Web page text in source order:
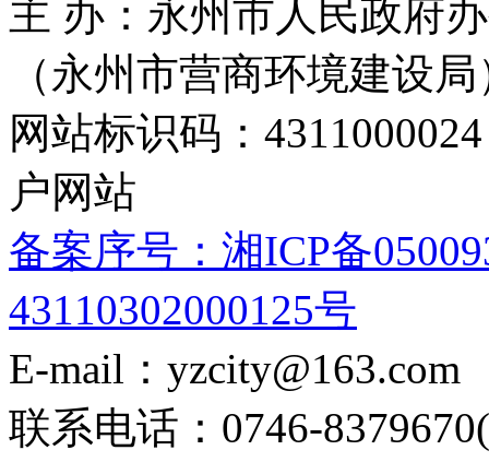
主 办：永州市人民政府
（永州市营商环境建设局
网站标识码：
户网站
备案序号：湘ICP备
43110302000125号
E-mail：yzcity@163.com
联系电话：0746-